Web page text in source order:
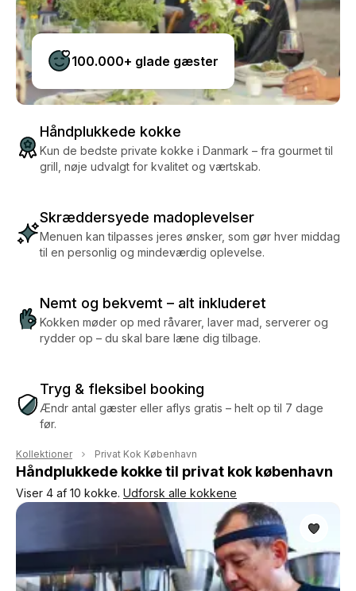
Håndplukkede kokke
Kun de bedste private kokke i Danmark – fra gourmet til
grill, nøje udvalgt for kvalitet og værtskab.
Skræddersyede madoplevelser
Menuen kan tilpasses jeres ønsker, som gør hver middag
til en personlig og mindeværdig oplevelse.
Nemt og bekvemt – alt inkluderet
Kokken møder op med råvarer, laver mad, serverer og
rydder op – du skal bare læne dig tilbage.
Tryg & fleksibel booking
Ændr antal gæster eller aflys gratis – helt op til 7 dage
før.
100.000+ glade gæster
Kollektioner Privat Kok København
Håndplukkede kokke til privat kok københavn
Viser 4 af 10 kokke. Udforsk alle kokkene